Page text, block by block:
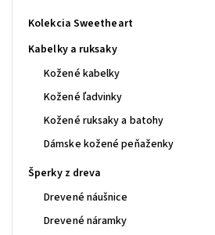
Kolekcia Sweetheart
Kabelky a ruksaky
Kožené kabelky
Kožené ľadvinky
Kožené ruksaky a batohy
Dámske kožené peňaženky
Šperky z dreva
Drevené náušnice
Drevené náramky